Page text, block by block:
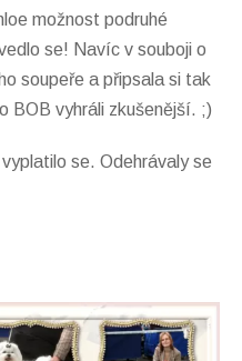
možnost podruhé
se! Navíc v souboji o
soupeře a připsala si tak
BOB vyhráli zkušenější. ;)
se. Odehrávaly se